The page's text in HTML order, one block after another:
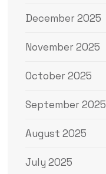
December 2025
November 2025
October 2025
September 2025
August 2025
July 2025